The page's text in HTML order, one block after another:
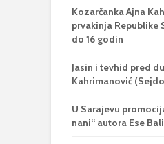
Kozarčanka Ajna
prvakinja Republike
do 16 godin
Jasin i tevhid pred
Kahrimanović
U Sarajevu
nani“ autora Ese